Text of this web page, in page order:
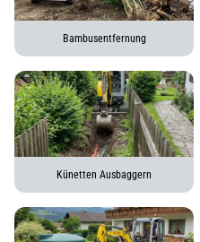
Bambusentfernung
Künetten Ausbaggern